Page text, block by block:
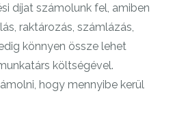
díjat számolunk fel, amiben
raktározás, számlázás,
könnyen össze lehet
költségével.
hogy mennyibe kerül